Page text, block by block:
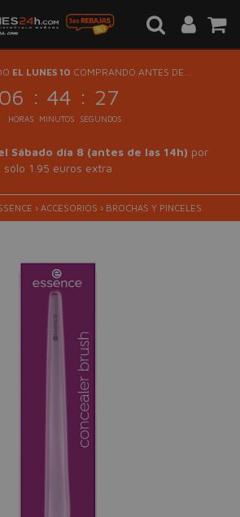
EL LUNES 10 COMPRANDO ANTES DE...
06 : 44 : 27
HORAS MINUTOS SEGUNDOS
Sábado día 8 (antes de las 14h) por
sólo 1.95 euros extra
› ACCESORIOS › BROCHAS Y PINCELES